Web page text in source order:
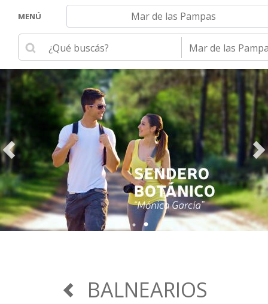
MENÚ Navegar hacia otra localidad
Ingrese su búsqueda Seleccione una
BALNEARIOS